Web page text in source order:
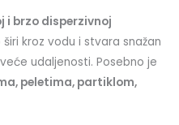
i brzo disperzivnoj
širi kroz vodu i stvara snažan
udaljenosti. Posebno je
peletima, partiklom,